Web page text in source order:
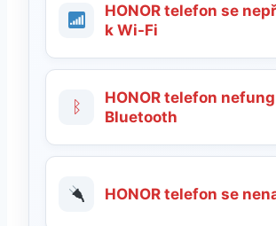
HONOR telefon se
k Wi-Fi
ᛒ
HONOR telefon
Bluetooth
HONOR telefon se